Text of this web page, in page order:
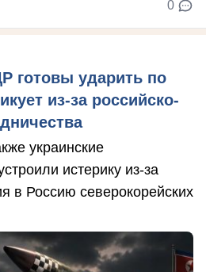
0
готовы ударить по
из-за российско-
украинские
истерику из-за
в Россию северокорейских